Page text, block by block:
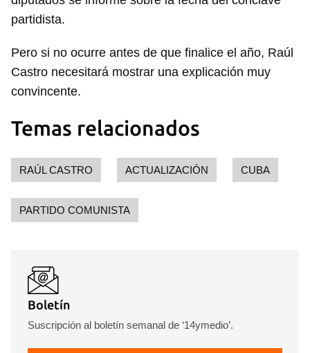
Guardar como favorito
Para poder guardar como favorito, primero has de
iniciar sesión con tu cuenta de 14ymedio.
partidista.
Pero si no ocurre antes de que finalice el año, Raúl
Castro necesitará mostrar una explicación muy
convincente.
Temas relacionados
RAÚL CASTRO ACTUALIZACIÓN CUBA
PARTIDO COMUNISTA
Boletín
Suscripción al boletín semanal de ‘14ymedio’.